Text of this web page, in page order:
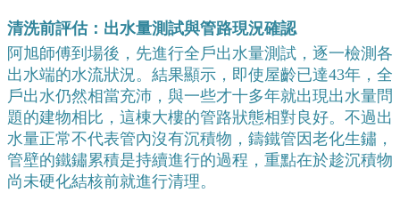
清洗前評估：出水量測試與管路現況確認
阿旭師傅到場後，先進行全戶出水量測試，逐一檢測各
出水端的水流狀況。結果顯示，即使屋齡已達43年，全
戶出水仍然相當充沛，與一些才十多年就出現出水量問
題的建物相比，這棟大樓的管路狀態相對良好。不過出
水量正常不代表管內沒有沉積物，鑄鐵管因老化生鏽，
管壁的鐵鏽累積是持續進行的過程，重點在於趁沉積物
尚未硬化結核前就進行清理。